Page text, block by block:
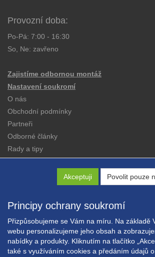
Akceptuji Povolit pouze
Principy ochrany soukromí
Přizpůsobujeme se Vám na míru. Na základě
webu personalizujeme jeho obsah a
nabídky a produkty. Kliknutím na tlačítko
také s využíváním cookies a předáním údajů
Provozní doba:
Po-Pá: 7:00 - 16:30
So, Ne: zavřeno
Zajistíme odbornou montáž
Nastavení soukromí
O nás
Obchodní podmínky
Partneři
Odborné články
Rady a tipy
Copyright © EXPRESS